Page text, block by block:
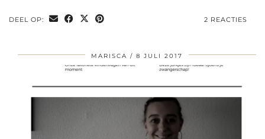
DEEL OP: 2 REACTIES
MARISCA 8 JULI 2017